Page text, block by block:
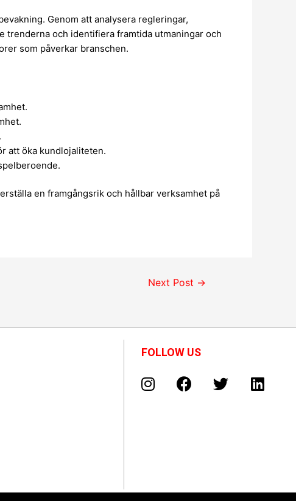
Genom att analysera regleringar,
trenderna och identifiera framtida utmaningar och
som påverkar branschen.
att öka kundlojaliteten.
en framgångsrik och hållbar verksamhet på
Next Post →
FOLLOW US